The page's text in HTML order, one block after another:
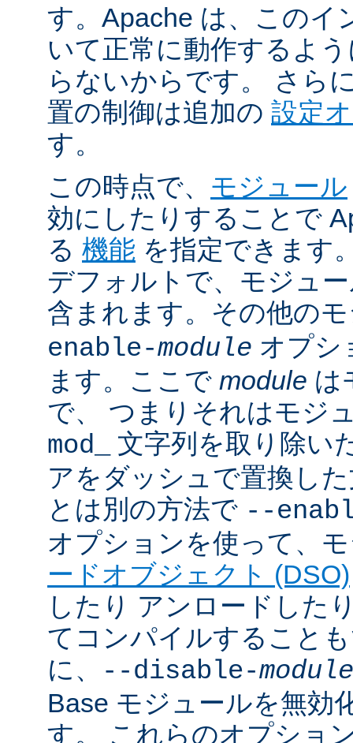
す。Apache は、このイ
いて正常に動作するよ
らないからです。 さら
置の制御は追加の 設定
す。
この時点で、 モジュール
効にしたりすることで
る 機能 を指定できます
デフォルトで、モジュ
含まれます。その他の
enable-module オプシ
ます。ここで module は
で、 つまりそれはモジ
mod_
文字列を取り除い
アをダッシュで置換し
とは別の方法で --
オプションを使って、
ードオブジェクト (DSO)
したり アンロードした
てコンパイルすること
に、
--disable-module
Base モジュールを無効
す。 これらのオプショ